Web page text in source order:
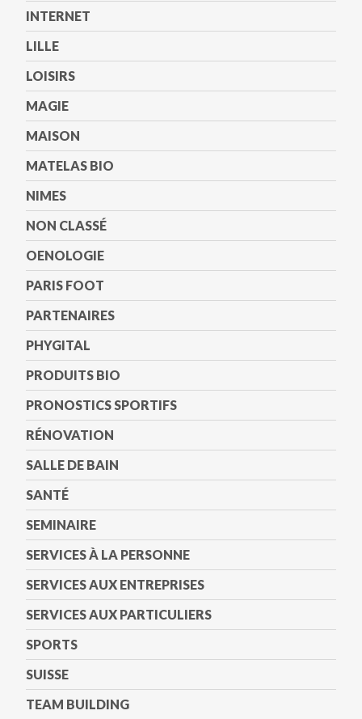
INTERNET
LILLE
LOISIRS
MAGIE
MAISON
MATELAS BIO
NIMES
NON CLASSÉ
OENOLOGIE
PARIS FOOT
PARTENAIRES
PHYGITAL
PRODUITS BIO
PRONOSTICS SPORTIFS
RÉNOVATION
SALLE DE BAIN
SANTÉ
SEMINAIRE
SERVICES À LA PERSONNE
SERVICES AUX ENTREPRISES
SERVICES AUX PARTICULIERS
SPORTS
SUISSE
TEAM BUILDING